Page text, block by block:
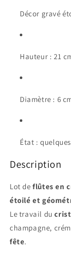
Décor gravé
Hauteur : 21
Diamètre : 6
État :
Description
Lot deflûtes en
étoilé et
Le travail du
champagne,
fête.